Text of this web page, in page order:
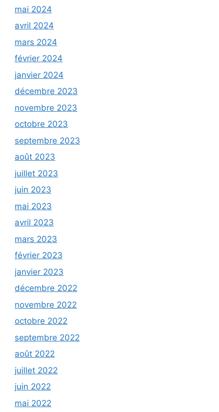
mai 2024
avril 2024
mars 2024
février 2024
janvier 2024
décembre 2023
novembre 2023
octobre 2023
septembre 2023
août 2023
juillet 2023
juin 2023
mai 2023
avril 2023
mars 2023
février 2023
janvier 2023
décembre 2022
novembre 2022
octobre 2022
septembre 2022
août 2022
juillet 2022
juin 2022
mai 2022